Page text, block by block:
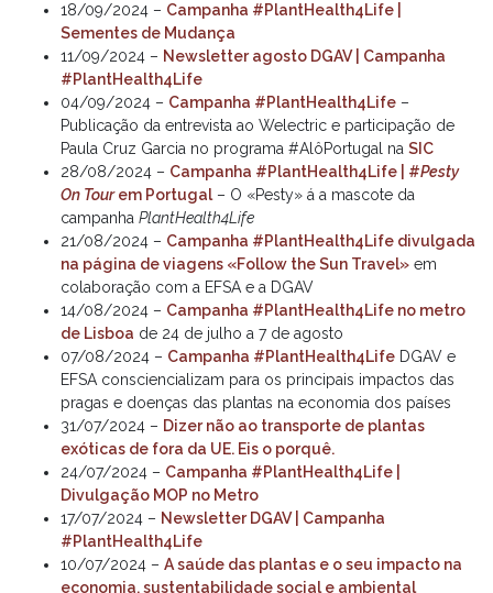
18/09/2024 – Campanha #PlantHealth4Life |
Sementes de Mudança
11/09/2024 – Newsletter agosto DGAV | Campanha
#PlantHealth4Life
04/09/2024 – Campanha #PlantHealth4Life –
Publicação da entrevista ao Welectric e participação de
Paula Cruz Garcia no programa #AlôPortugal na SIC
28/08/2024 – Campanha #PlantHealth4Life | #Pesty
On Tourem Portugal– O «Pesty» á a mascote da
campanha PlantHealth4Life
21/08/2024 – Campanha #PlantHealth4Life divulgada
na página de viagens «Follow the Sun Travel» em
colaboração com a EFSA e a DGAV
14/08/2024 – Campanha #PlantHealth4Life no metro
de Lisboa de 24 de julho a 7 de agosto
07/08/2024 – Campanha #PlantHealth4Life DGAV e
EFSA consciencializam para os principais impactos das
pragas e doenças das plantas na economia dos países
31/07/2024 – Dizer não ao transporte de plantas
exóticas de fora da UE. Eis o porquê.
24/07/2024 – Campanha #PlantHealth4Life |
Divulgação MOP no Metro
17/07/2024 – Newsletter DGAV | Campanha
#PlantHealth4Life
10/07/2024 – A saúde das plantas e o seu impacto na
economia, sustentabilidade social e ambiental